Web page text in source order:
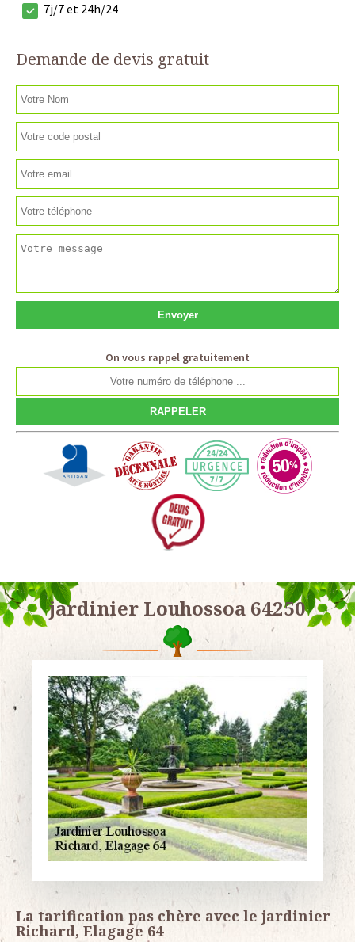
7j/7 et 24h/24
Demande de devis gratuit
On vous rappel gratuitement
jardinier Louhossoa 64250
La tarification pas chère avec le jardinier
Richard, Elagage 64